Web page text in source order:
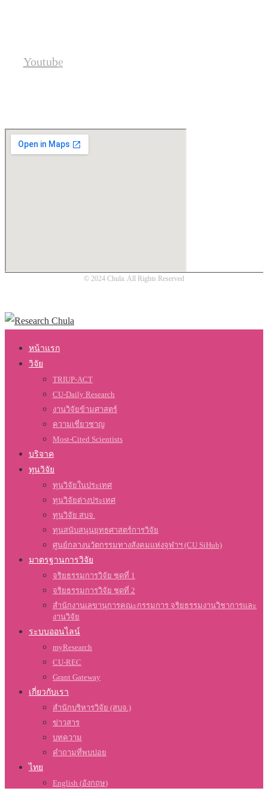
Youtube
© 2024 Chula. All Rights Reserved
หน้าแรก
วิจัย
TRIUP-ACT
CU-Daily Research
งานวิจัยข้ามศาสตร์
ความเชี่ยวชาญ
Most-Cited Scientists
บริจาค
ทุนวิจัย
ทุนวิจัยในประเทศ
ทุนวิจัยต่างประเทศ
ทุนวิจัย สบจ.
ทุนสนับสนุนยุทธศาสตร์การวิจัย
ศูนย์กลางนวัตกรรมทางสังคมแห่งจุฬาฯ (CU SiHub)
มาตรฐานการวิจัย
จริยธรรมการวิจัย ชุดที่ 1
จริยธรรมการวิจัย ชุดที่ 2
สำนักงานเลขานุการคณะกรรมการ จริยธรรมงานวิชาการและ
งานวิจัย
ระบบออนไลน์
myResearch
CU-REC
Grant Gateway
เกี่ยวกับเรา
สำนักบริหารวิจัย (สบจ.)
ข่าวสาร
บทความ
คำถามที่พบบ่อย
ไทย
English (อังกฤษ)